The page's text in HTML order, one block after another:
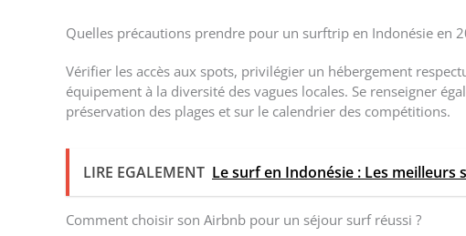
Quelles précautions prendre pour un surftrip en Indonésie en
Vérifier les accès aux spots, privilégier un hébergement
équipement à la diversité des vagues locales. Se renseigner
préservation des plages et sur le calendrier des compétitions.
LIRE EGALEMENT Le surf en Indonésie : Les meilleurs
Comment choisir son Airbnb pour un séjour surf réussi ?